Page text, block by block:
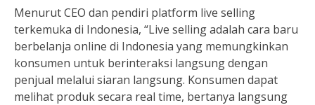
Menurut CEO dan pendiri platform live selling
terkemuka di Indonesia, “Live selling adalah cara baru
berbelanja online di Indonesia yang memungkinkan
konsumen untuk berinteraksi langsung dengan
penjual melalui siaran langsung. Konsumen dapat
melihat produk secara real time, bertanya langsung